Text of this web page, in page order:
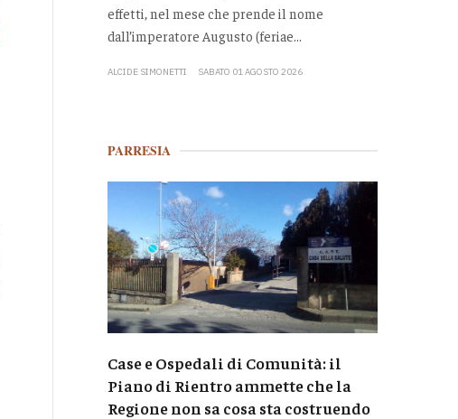
effetti, nel mese che prende il nome
dall’imperatore Augusto (feriae...
ALCIDE SIMONETTI SABATO 01 AGOSTO 2026
PARRESIA
Case e Ospedali di Comunità: il
Piano di Rientro ammette che la
Regione non sa cosa sta costruendo